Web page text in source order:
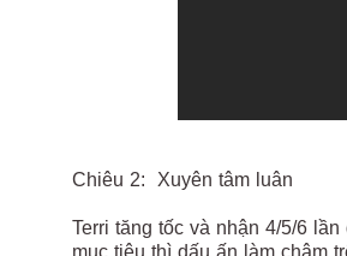
Chiêu 2: Xuyên tâm luân
Terri tăng tốc và nhận 4/5/6
mục tiêu thì dấu ấn làm chậm